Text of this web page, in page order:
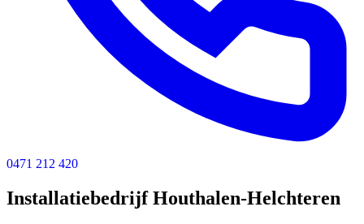
0471 212 420
Installatiebedrijf Houthalen-Helchteren